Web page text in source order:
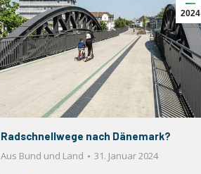
2024
Radschnellwege nach Dänemark?
Aus Bund und Land
31. Januar 2024